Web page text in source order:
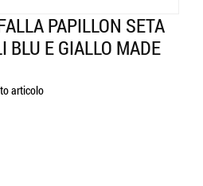
PAPILLON SETA
BLU E GIALLO MADE
articolo